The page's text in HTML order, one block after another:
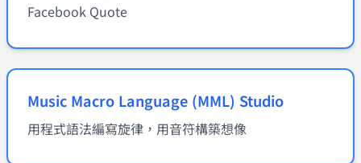
Facebook Quote
Music Macro Language (MML) Studio
用程式語法編寫旋律，用音符構築想像